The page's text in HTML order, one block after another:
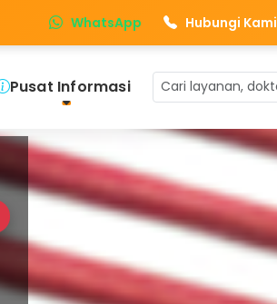
WhatsApp Hubungi Kami
Pusat Informasi